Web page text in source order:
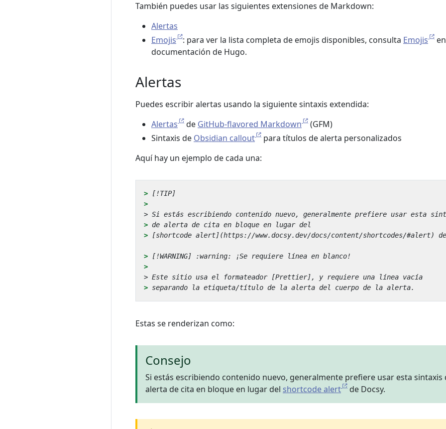
También puedes usar las siguientes extensiones de Markdown:
Alertas
Emojis
: para ver la lista completa de emojis disponibles, consulta Emojis
documentación de Hugo.
Alertas
Puedes escribir alertas usando la siguiente sintaxis extendida:
Alertas
de GitHub-flavored Markdown
(GFM)
Sintaxis de Obsidian callout
para títulos de alerta personalizados
Aquí hay un ejemplo de cada una:
>
>
>
>
>
Estas se renderizan como:
Consejo
Si estás escribiendo contenido nuevo, generalmente prefiere usar esta sintaxis
alerta de cita en bloque en lugar del shortcode alert de Docsy.